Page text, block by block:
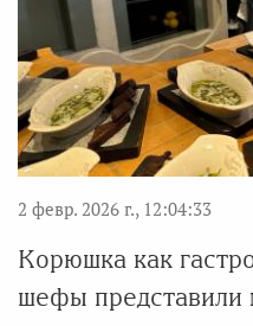
2 февр. 2026 г., 12:04:33
Корюшка как
шефы представили